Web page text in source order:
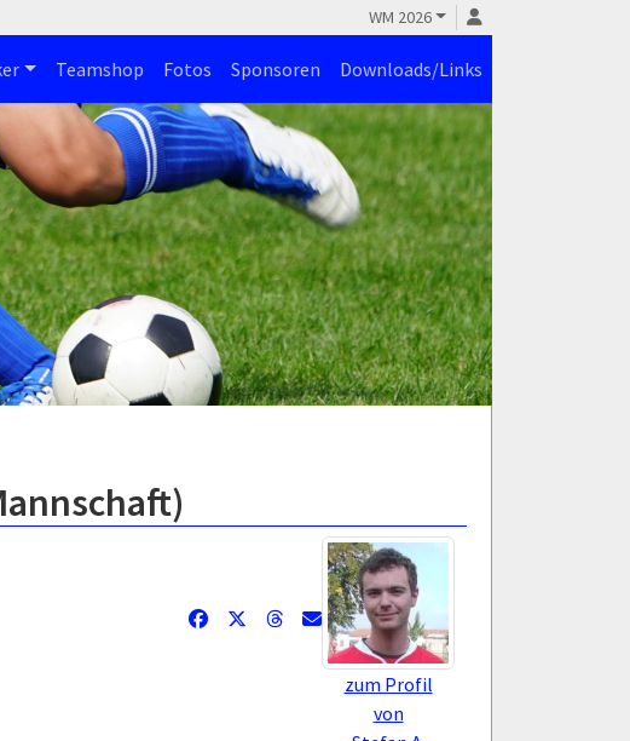
WM 2026
Teamshop Fotos Sponsoren Downloads/Links
zum Profil
von